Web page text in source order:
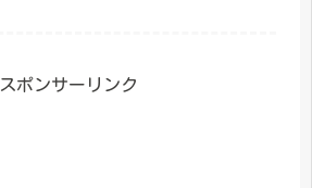
スポンサーリンク